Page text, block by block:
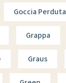
Goccia Perduta
Grappa
Graus